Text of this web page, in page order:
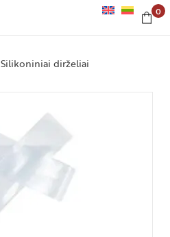
0
Silikoniniai dirželiai